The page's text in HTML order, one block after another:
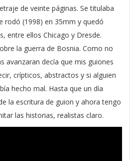
de veinte páginas. Se titulaba
rodó (1998) en 35mm y quedó
entre ellos Chicago y Dresde.
la guerra de Bosnia. Como no
avanzaran decía que mis guiones
crípticos, abstractos y si alguien
hecho mal. Hasta que un día
la escritura de guion y ahora tengo
las historias, realistas claro.